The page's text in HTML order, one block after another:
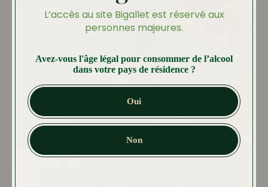
L’accès au site Bigallet est réservé aux
personnes majeures.
Avez-vous l'âge légal pour consommer de l’alcool
dans votre pays de résidence ?
Oui
Non
Le China Spritz : l’audace et
l’intensité